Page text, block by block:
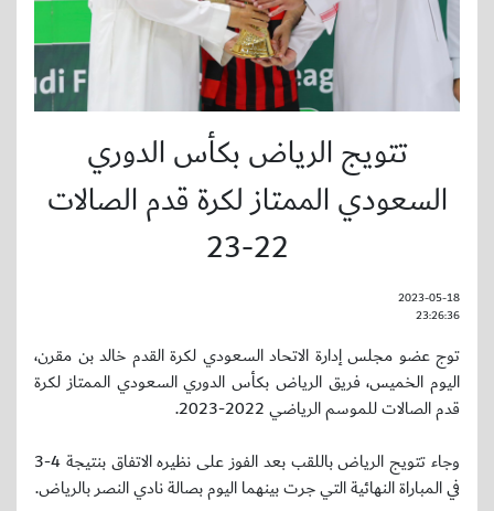
تتويج الرياض بكأس الدوري
السعودي الممتاز لكرة قدم الصالات
22-23
2023-05-18
23:26:36
توج عضو مجلس إدارة الاتحاد السعودي لكرة القدم خالد بن مقرن،
اليوم الخميس، فريق الرياض بكأس الدوري السعودي الممتاز لكرة
قدم الصالات للموسم الرياضي 2022-2023.
وجاء تتويج الرياض باللقب بعد الفوز على نظيره الاتفاق بنتيجة 4-3
في المباراة النهائية التي جرت بينهما اليوم بصالة نادي النصر بالرياض.